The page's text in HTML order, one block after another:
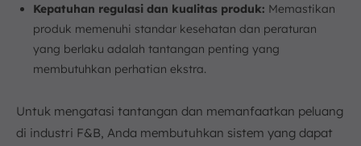
Kepatuhan regulasi dan kualitas produk: Memastikan
produk memenuhi standar kesehatan dan peraturan
yang berlaku adalah tantangan penting yang
membutuhkan perhatian ekstra.
Untuk mengatasi tantangan dan memanfaatkan peluang
di industri F&B, Anda membutuhkan sistem yang dapat